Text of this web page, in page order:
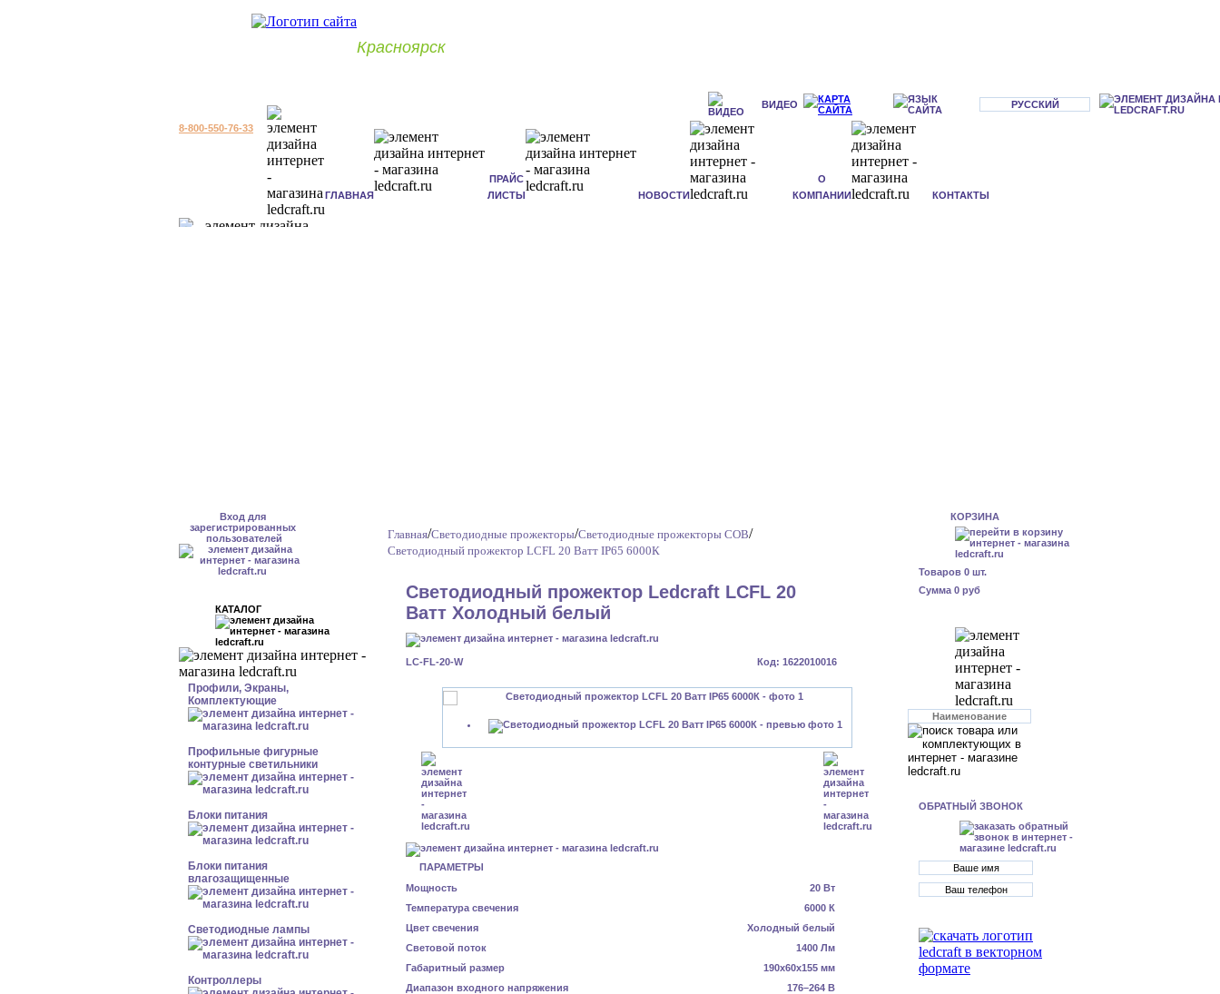
Красноярск
ВИДЕО РУССКИЙ
8-800-550-76-33
ГЛАВНАЯ
ПРАЙС
ЛИСТЫ
НОВОСТИ
О
КОМПАНИИ
КОНТАКТЫ
Вход для
зарегистрированных
пользователей
КАТАЛОГ
Профили, Экраны,
Комплектующие
Профильные фигурные
контурные светильники
Блоки питания
Блоки питания
влагозащищенные
Светодиодные лампы
Контроллеры
Главная/Светодиодные прожекторы/Светодиодные прожекторы COB/
Светодиодный прожектор LCFL 20 Ватт IP65 6000К
Светодиодный прожектор Ledcraft LCFL 20
Ватт Холодный белый
Код: 1622010016
LC-FL-20-W
ПАРАМЕТРЫ
Мощность
20 Вт
Температура свечения
6000 К
Цвет свечения
Холодный белый
Световой поток
1400 Лм
Габаритный размер
190x60x155 мм
Диапазон входного напряжения
176–264 В
КОРЗИНА
Товаров 0 шт.
Сумма 0 руб
ОБРАТНЫЙ ЗВОНОК